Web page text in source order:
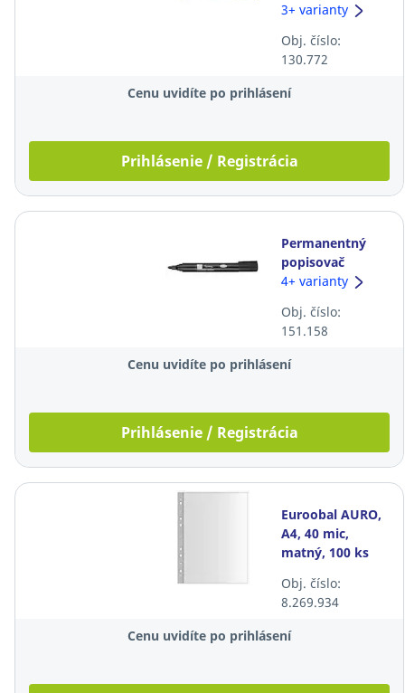
neklikacie, 1
3+ varianty
Obj. číslo:
130.772
Cenu uvidíte po prihlásení
Prihlásenie / Registrácia
Permanentný
popisovač
Lyreco, guľatý
4+ varianty
Obj. číslo:
151.158
Cenu uvidíte po prihlásení
Prihlásenie / Registrácia
Euroobal AURO,
A4, 40 mic,
matný, 100 ks
Obj. číslo:
8.269.934
Cenu uvidíte po prihlásení